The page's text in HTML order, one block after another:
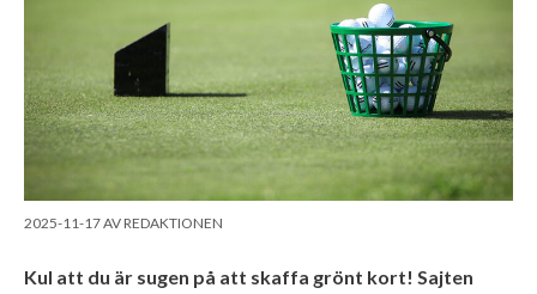
2025-11-17AVREDAKTIONEN
Kul att du är sugen på att skaffa grönt kort! Sajten